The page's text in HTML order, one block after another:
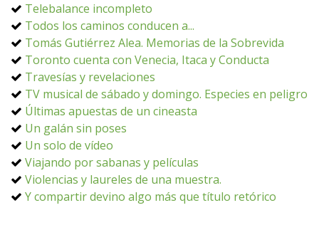
Telebalance incompleto
Todos los caminos conducen a...
Tomás Gutiérrez Alea. Memorias de la Sobrevida
Toronto cuenta con Venecia, Itaca y Conducta
Travesías y revelaciones
TV musical de sábado y domingo. Especies en peligro
Últimas apuestas de un cineasta
Un galán sin poses
Un solo de vídeo
Viajando por sabanas y películas
Violencias y laureles de una muestra.
Y compartir devino algo más que título retórico